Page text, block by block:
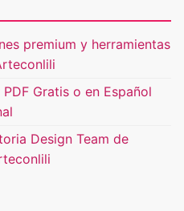
premium y herramientas
Gratis o en Español
Design Team de